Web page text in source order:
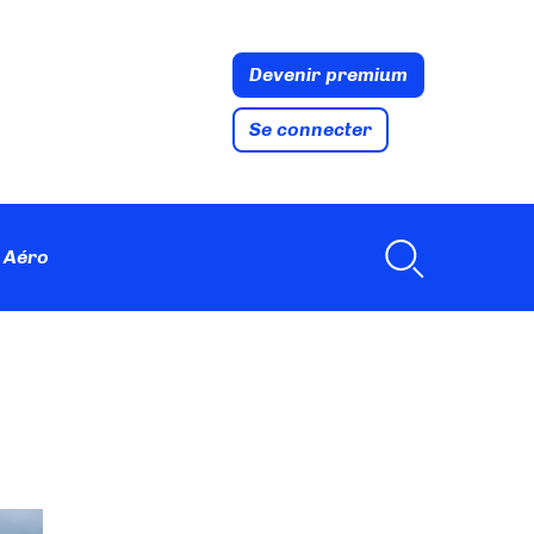
Devenir premium
Se connecter